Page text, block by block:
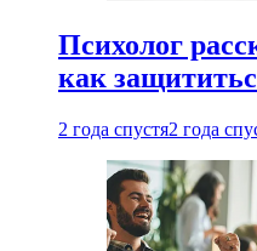
Психолог
как
2 года спустя2 года